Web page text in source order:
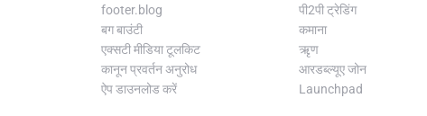
footer.blog
बग बाउंटी
एक्सटी मीडिया टूलकिट
कानून प्रवर्तन अनुरोध
ऐप डाउनलोड करें
पी2पी ट्रेडिंग
कमाना
ऋृण
आरडब्ल्यूए जोन
Launchpad